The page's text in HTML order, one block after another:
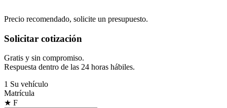
Precio recomendado, solicite un presupuesto.
Solicitar cotización
Gratis y sin compromiso.
Respuesta dentro de las 24 horas hábiles.
1 Su vehículo
Matrícula
★ F